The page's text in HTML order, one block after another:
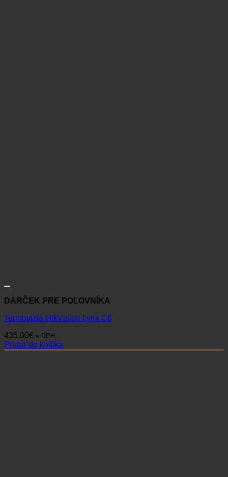
DARČEK PRE POĽOVNÍKA
Termovízia HikVision Lynx C6
435,00€ s DPH
Pridať do košíka